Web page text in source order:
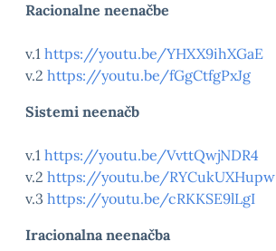
Racionalne neenačbe
v.1 https://youtu.be/YHXX9ihXGaE
v.2 https://youtu.be/fGgCtfgPxJg
Sistemi neenačb
v.1 https://youtu.be/VvttQwjNDR4
v.2 https://youtu.be/RYCukUXHupw
v.3 https://youtu.be/cRKKSE9lLgI
Iracionalna neenačba